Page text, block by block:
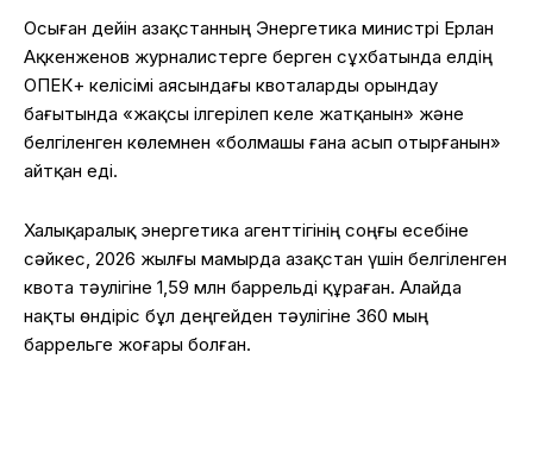
Осыған дейін Қазақстанның Энергетика министрі Ерлан
Ақкенженов журналистерге берген сұхбатында елдің
ОПЕК+ келісімі аясындағы квоталарды орындау
бағытында «жақсы ілгерілеп келе жатқанын» және
белгіленген көлемнен «болмашы ғана асып отырғанын»
айтқан еді.
Халықаралық энергетика агенттігінің соңғы есебіне
сәйкес, 2026 жылғы мамырда Қазақстан үшін белгіленген
квота тәулігіне 1,59 млн баррельді құраған. Алайда
нақты өндіріс бұл деңгейден тәулігіне 360 мың
баррельге жоғары болған.